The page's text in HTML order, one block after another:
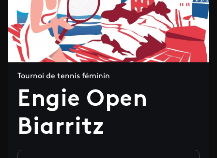
Tournoi de tennis féminin
Engie Open
Biarritz